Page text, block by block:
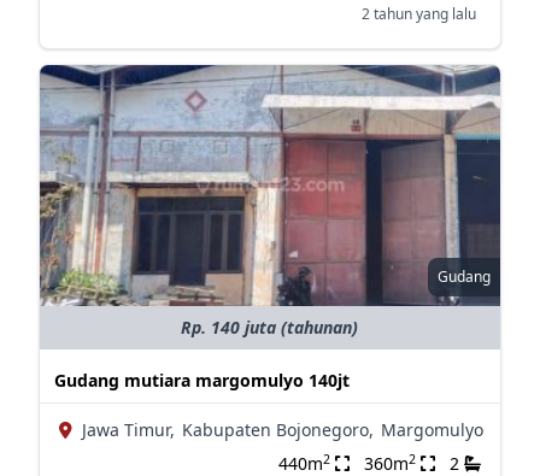
2 tahun yang lalu
Gudang
Rp. 140 juta (tahunan)
Gudang mutiara margomulyo 140jt
Jawa Timur, Kabupaten Bojonegoro, Margomulyo
440m2 360m2 2